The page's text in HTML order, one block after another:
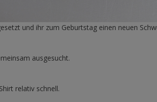
und ihr zum Geburtstag einen neuen
ausgesucht.
relativ schnell.